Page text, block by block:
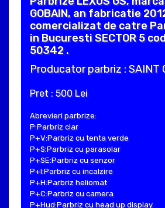
GOBAIN, an fabricatie
comercializat de catre
in Bucuresti SECTOR 5
50342 .
Producator parbriz : SAINT
Pret : 500 Lei
Abrevieri parbrize:
P:Parbriz clar
P+V:Parbriz cu tenta verde
P+S:Parbriz cu parasolar
P+SE:Parbriz cu senzor
P+I:Parbriz cu incalzire
P+H:Parbriz heliomat
P+C:Parbriz cu camera
P+Hud:Parbriz cu head up display